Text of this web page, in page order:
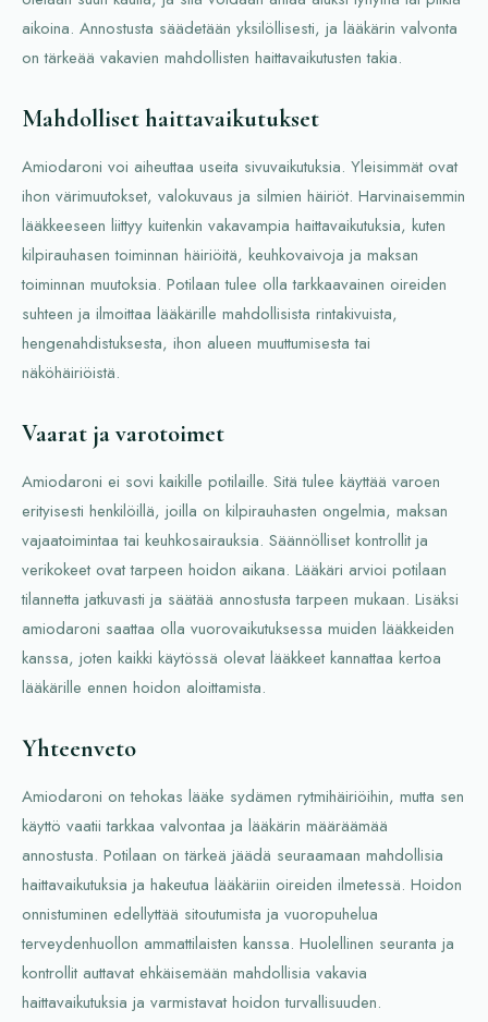
aikoina. Annostusta säädetään yksilöllisesti, ja lääkärin valvonta
on tärkeää vakavien mahdollisten haittavaikutusten takia.
Mahdolliset haittavaikutukset
Amiodaroni voi aiheuttaa useita sivuvaikutuksia. Yleisimmät ovat
ihon värimuutokset, valokuvaus ja silmien häiriöt. Harvinaisemmin
lääkkeeseen liittyy kuitenkin vakavampia haittavaikutuksia, kuten
kilpirauhasen toiminnan häiriöitä, keuhkovaivoja ja maksan
toiminnan muutoksia. Potilaan tulee olla tarkkaavainen oireiden
suhteen ja ilmoittaa lääkärille mahdollisista rintakivuista,
hengenahdistuksesta, ihon alueen muuttumisesta tai
näköhäiriöistä.
Vaarat ja varotoimet
Amiodaroni ei sovi kaikille potilaille. Sitä tulee käyttää varoen
erityisesti henkilöillä, joilla on kilpirauhasten ongelmia, maksan
vajaatoimintaa tai keuhkosairauksia. Säännölliset kontrollit ja
verikokeet ovat tarpeen hoidon aikana. Lääkäri arvioi potilaan
tilannetta jatkuvasti ja säätää annostusta tarpeen mukaan. Lisäksi
amiodaroni saattaa olla vuorovaikutuksessa muiden lääkkeiden
kanssa, joten kaikki käytössä olevat lääkkeet kannattaa kertoa
lääkärille ennen hoidon aloittamista.
Yhteenveto
Amiodaroni on tehokas lääke sydämen rytmihäiriöihin, mutta sen
käyttö vaatii tarkkaa valvontaa ja lääkärin määräämää
annostusta. Potilaan on tärkeä jäädä seuraamaan mahdollisia
haittavaikutuksia ja hakeutua lääkäriin oireiden ilmetessä. Hoidon
onnistuminen edellyttää sitoutumista ja vuoropuhelua
terveydenhuollon ammattilaisten kanssa. Huolellinen seuranta ja
kontrollit auttavat ehkäisemään mahdollisia vakavia
haittavaikutuksia ja varmistavat hoidon turvallisuuden.